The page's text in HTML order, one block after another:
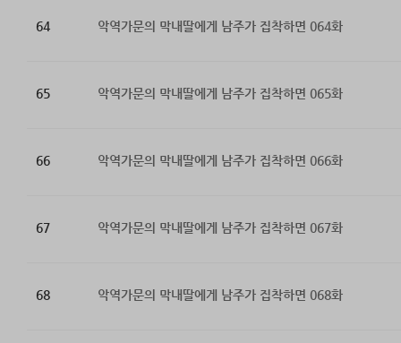
64 악역가문의 막내딸에게 남주가 집착하면 064화
65 악역가문의 막내딸에게 남주가 집착하면 065화
66 악역가문의 막내딸에게 남주가 집착하면 066화
67 악역가문의 막내딸에게 남주가 집착하면 067화
68 악역가문의 막내딸에게 남주가 집착하면 068화